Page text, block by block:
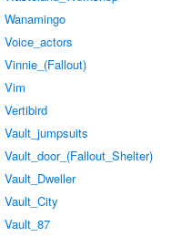
Wanamingo
Voice_actors
Vinnie_(Fallout)
Vim
Vertibird
Vault_jumpsuits
Vault_door_(Fallout_Shelter)
Vault_Dweller
Vault_City
Vault_87